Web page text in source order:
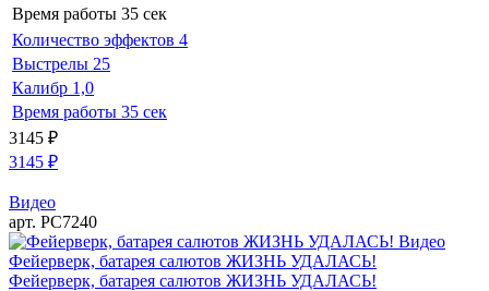
Время работы 35 сек
Количество эффектов 4
Выстрелы 25
Калибр 1,0
Время работы 35 сек
3145 ₽
3145 ₽
Видео
арт. РС7240
Видео
Фейерверк, батарея салютов ЖИЗНЬ УДАЛАСЬ!
Фейерверк, батарея салютов ЖИЗНЬ УДАЛАСЬ!